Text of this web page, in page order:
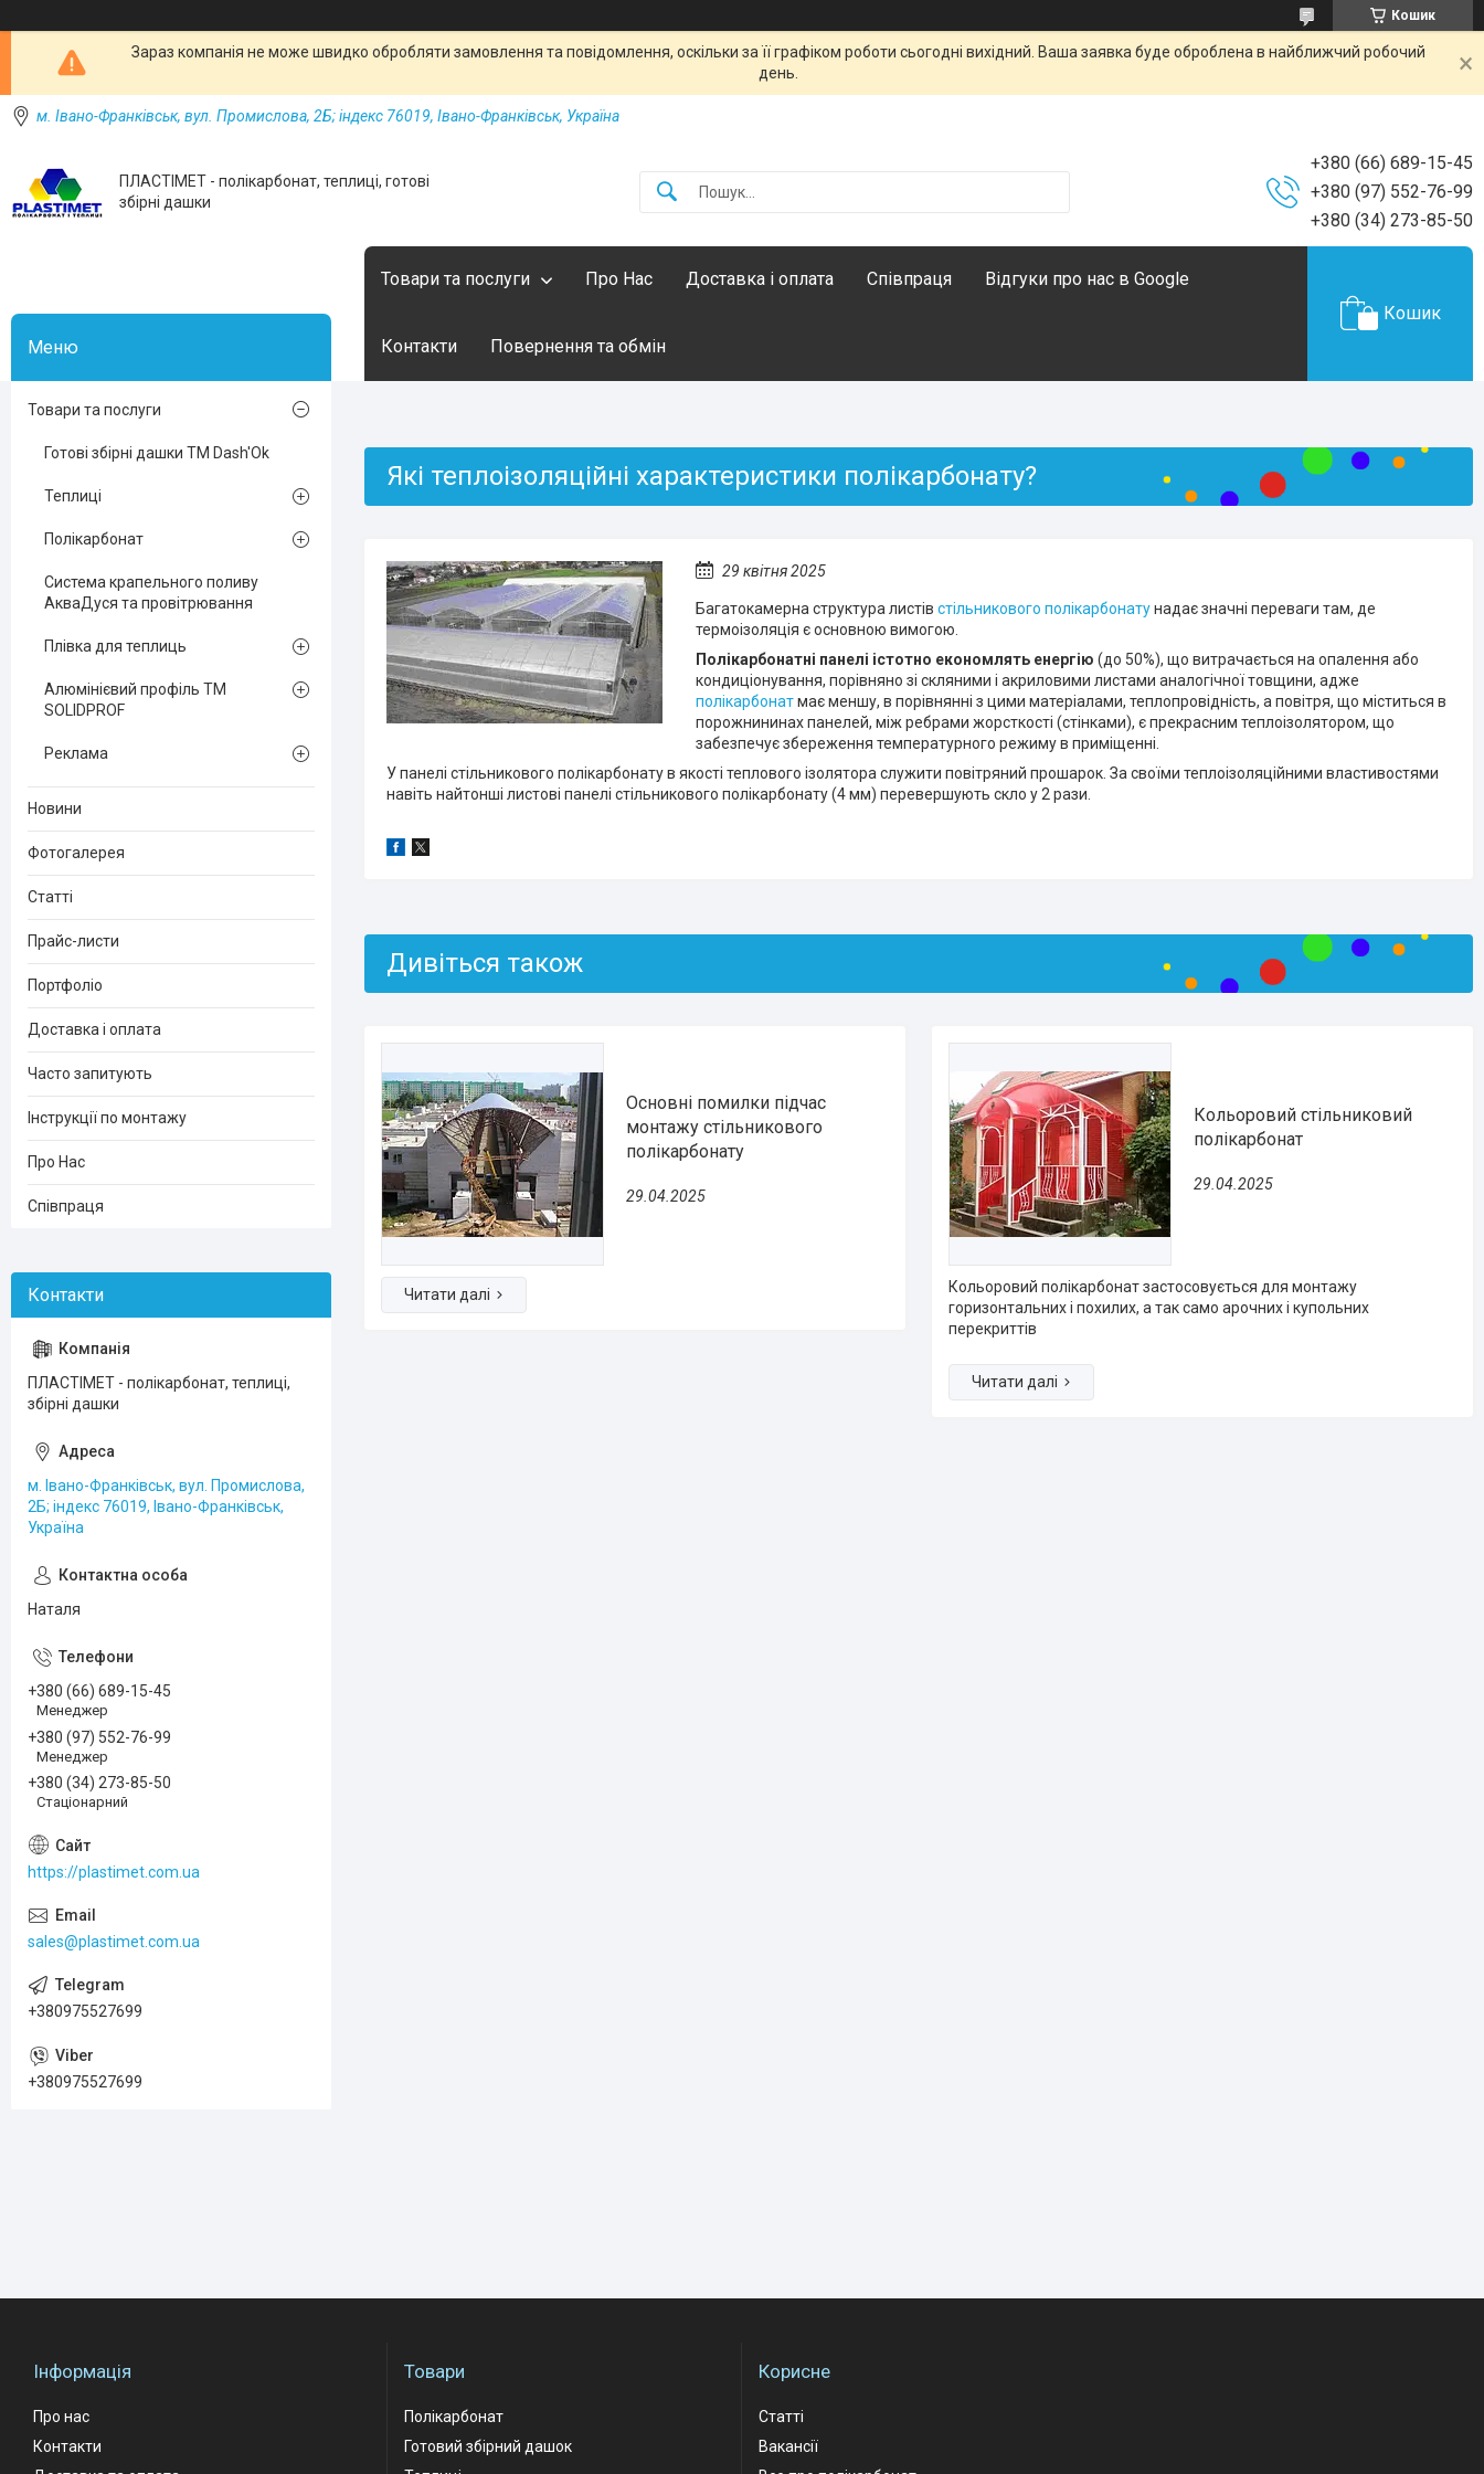
Кошик
Зараз компанія не може швидко обробляти замовлення та повідомлення, оскільки за її графіком роботи сьогодні вихідний. Ваша заявка буде оброблена в найближчий робочий
день.
м. Івано-Франківськ, вул. Промислова, 2Б; індекс 76019, Івано-Франківськ, Україна
ПЛАСТІМЕТ - полікарбонат, теплиці, готові
збірні дашки
+380 (66) 689-15-45
+380 (97) 552-76-99
+380 (34) 273-85-50
Товари та послуги Про Нас Доставка і оплата Співпраця Відгуки про нас в Google
Контакти Повернення та обмін
Кошик
Які теплоізоляційні характеристики полікарбонату?
29 квітня 2025
Багатокамерна структура листів стільникового полікарбонатунадає значні переваги там, де
термоізоляція є основною вимогою.
Полікарбонатні панелі істотно економлять енергію (до 50%), що витрачається на опалення або
кондиціонування, порівняно зі скляними і акриловими листами аналогічної товщини, адже
полікарбонатмає меншу, в порівнянні з цими матеріалами, теплопровідність, а повітря, що міститься в
порожнининах панелей, між ребрами жорсткості (стінками), є прекрасним теплоізолятором, що
забезпечує збереження температурного режиму в приміщенні.
У панелі стільникового полікарбонату в якості теплового ізолятора служити повітряний прошарок. За своїми теплоізоляційними властивостями
навіть найтонші листові панелі стільникового полікарбонату (4 мм) перевершують скло у 2 рази.
Основні помилки підчас
монтажу стільникового
полікарбонату
29.04.2025
Кольоровий стільниковий
полікарбонат
29.04.2025
Кольоровий полікарбонат застосовується для монтажу
горизонтальних і похилих, а так само арочних і купольних
перекриттів
Товари та послуги
Готові збірні дашки ТМ Dash'Ok
Теплиці
Полікарбонат
Система крапельного поливу
АкваДуся та провітрювання
Плівка для теплиць
Алюмінієвий профіль ТМ
SOLIDPROF
Реклама
Новини
Фотогалерея
Статті
Прайс-листи
Портфоліо
Доставка і оплата
Часто запитують
Інструкції по монтажу
Про Нас
Співпраця
ПЛАСТІМЕТ - полікарбонат, теплиці,
збірні дашки
м. Івано-Франківськ, вул. Промислова,
2Б; індекс 76019, Івано-Франківськ,
Україна
Наталя
+380 (66) 689-15-45
Менеджер
+380 (97) 552-76-99
Менеджер
+380 (34) 273-85-50
Стаціонарний
https://plastimet.com.ua
sales@plastimet.com.ua
+380975527699
+380975527699
Інформація
Про нас
Контакти
Товари
Полікарбонат
Готовий збірний дашок
Корисне
Статті
Вакансії